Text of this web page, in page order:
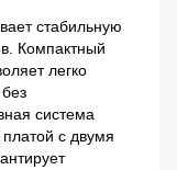
стабильную
Компактный
легко
система
с двумя